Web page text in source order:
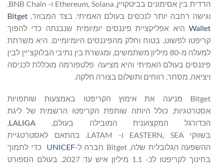
וגישה רחבה יותר לנכסים בעולם האמיתי. בצד המבוזר, Bitget
Wallet היא אפליקציית פיננסים יומיומית שנבנתה כדי להפוך
קריפטו לפשוט, בטוח וחלק מהפיננסים היומיומיים. היא משרתת
למעלה מ-80 מיליון משתמשים, ומגשרת בין נתיבי הבלוקצ'יין לבין
פיננסים בעולם האמיתי והיא מציעה פלטפורמה מוכללת לכניסה
ויציאה, מסחר, רווחים ותשלום בצורה חלקה.
Bitget מניעה את אימוץ הקריפטו באמצעות שותפויות
אסטרטגיות, כולל היותה שותפת הקריפטו הרשמית של ליגת
הכדורגל המקצוענית המובילה בעולם, LALIGA
,
בשווקי EASTERN, SEA ו- LATAM. בהתאם לאסטרטגיית
ההשפעה הגלובלית שלה, Bitget חברה ל-
UNICEF כדי לתמוך
בחינוך לקריפטו לכ- 1.1 מיליון איש עד 2027. בעולם הספורט